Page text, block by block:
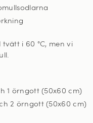
tvätt i 60 °C, men vi
.
1 örngott (50x60 cm)
2 örngott (50x60 cm)